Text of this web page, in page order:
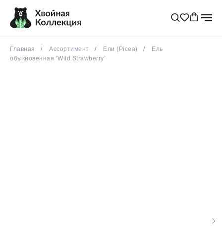
Главная Ассортимент Ели (Picea)
Ель
обыкновенная ‘Wild Strawberry’
популярное весна 2026